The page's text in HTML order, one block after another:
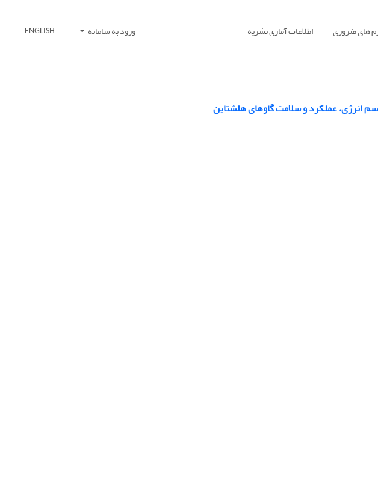
های ضروری اطلاعات آماری نشریه ورود به سامانه ENGLISH
انرژی، عملکرد و سلامت گاوهای ‏هلشتاین